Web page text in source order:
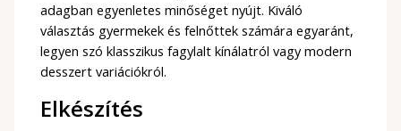
adagban egyenletes minőséget nyújt. Kiváló
választás gyermekek és felnőttek számára egyaránt,
legyen szó klasszikus fagylalt kínálatról vagy modern
desszert variációkról.
Elkészítés